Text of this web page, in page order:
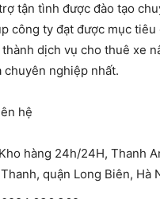
tận tình được đào tạo
công ty đạt được mục tiêu
dịch vụ cho thuê xe
chuyên nghiệp nhất.
hệ
Kho hàng 24h/24H, Thanh
quận Long Biên, Hà